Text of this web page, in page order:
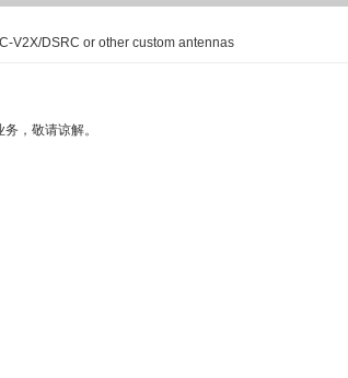
V2X/DSRC or other custom antennas
，敬请谅解。